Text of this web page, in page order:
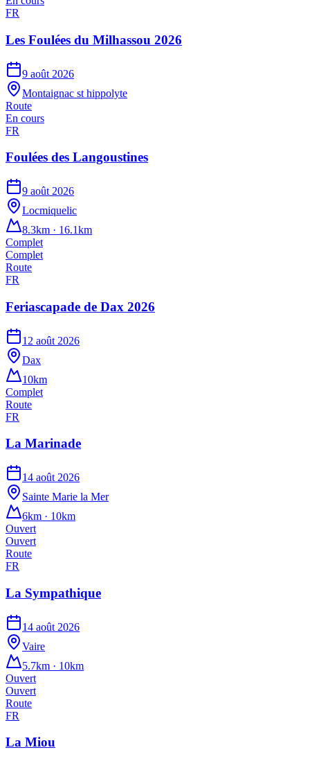
FR
Les Foulées du Milhassou 2026
9 août 2026
Montaignac st hippolyte
Route
En cours
FR
Foulées des Langoustines
9 août 2026
Locmiquelic
8.3km · 16.1km
Complet
Complet
Route
FR
Feriascapade de Dax 2026
12 août 2026
Dax
10km
Complet
Route
FR
La Marinade
14 août 2026
Sainte Marie la Mer
6km · 10km
Ouvert
Ouvert
Route
FR
La Sympathique
14 août 2026
Vaire
5.7km · 10km
Ouvert
Ouvert
Route
FR
La Miou